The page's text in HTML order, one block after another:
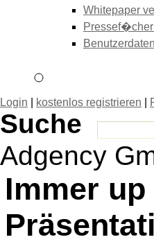
Whitepaper
Login kostenlos registrieren
Suche
Adgency
Immer